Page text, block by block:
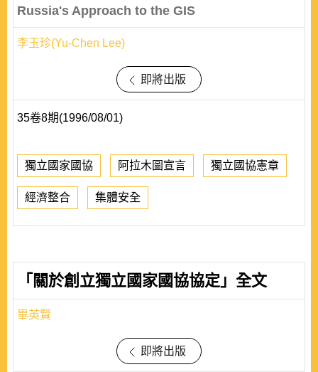
Russia's Approach to the GIS
李玉珍(Yu-Chen Lee)
即將出版
35卷8期(1996/08/01)
獨立國家國協 阿拉木圖宣言 獨立國協憲章
經濟整合 集體安全
「關於創立獨立國家國協協定」全文
畢英賢
即將出版